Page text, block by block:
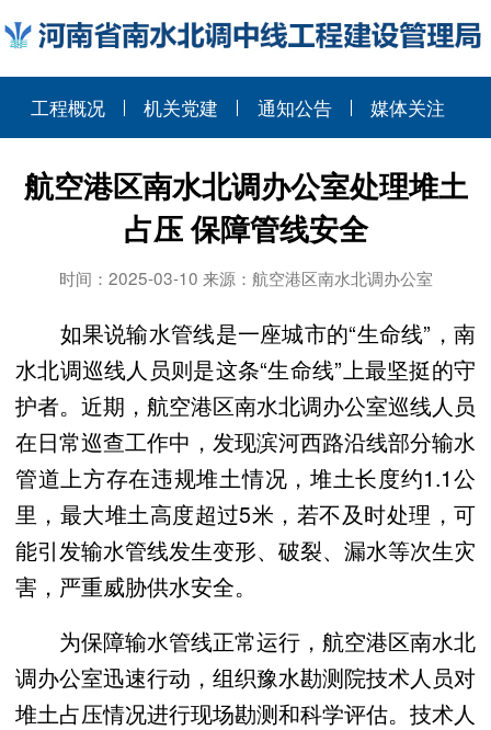
工程概况 机关党建 通知公告 媒体关注
航空港区南水北调办公室处理堆土
占压 保障管线安全
时间：2025-03-10 来源：航空港区南水北调办公室
如果说输水管线是一座城市的“生命线”，南
水北调巡线人员则是这条“生命线”上最坚挺的守
护者。近期，航空港区南水北调办公室巡线人员
在日常巡查工作中，发现滨河西路沿线部分输水
管道上方存在违规堆土情况，堆土长度约1.1公
里，最大堆土高度超过5米，若不及时处理，可
能引发输水管线发生变形、破裂、漏水等次生灾
害，严重威胁供水安全。
为保障输水管线正常运行，航空港区南水北
调办公室迅速行动，组织豫水勘测院技术人员对
堆土占压情况进行现场勘测和科学评估。技术人